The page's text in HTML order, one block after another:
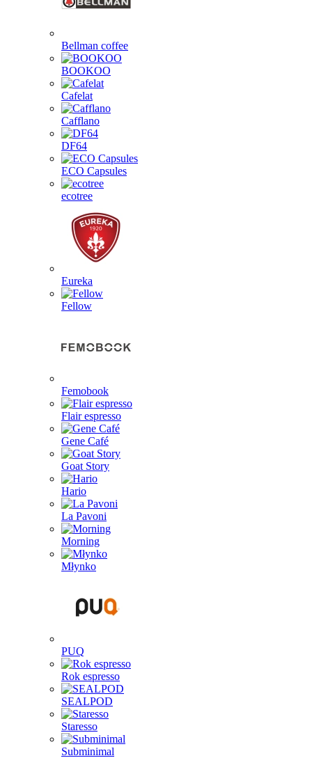
Bellman coffee
BOOKOO
Cafelat
Cafflano
DF64
ECO Capsules
ecotree
Eureka
Fellow
Femobook
Flair espresso
Gene Café
Goat Story
Hario
La Pavoni
Morning
Młynko
PUQ
Rok espresso
SEALPOD
Staresso
Subminimal